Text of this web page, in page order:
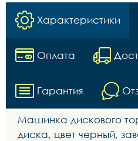
Характеристики
Оплата
Гарантия
Машинка дискового
диска, цвет черный,